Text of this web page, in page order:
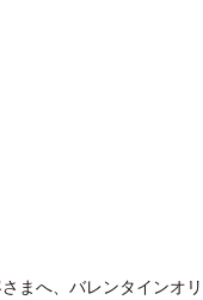
まへ、バレンタインオ